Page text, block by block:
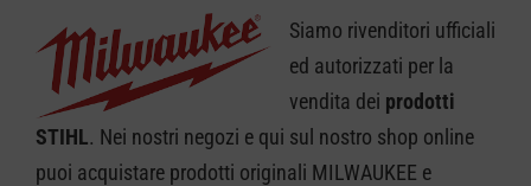
NOLEGGIO
CARRELLO
Siamo rivenditori ufficiali
ed autorizzati per la
vendita dei prodotti
STIHL. Nei nostri negozi e qui sul nostro shop online
puoi acquistare prodotti originali MILWAUKEE e